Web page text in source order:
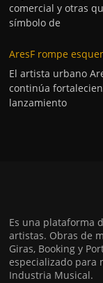
comercial y otras
símbolo de
AresF rompe
El artista urbano
continúa
lanzamiento
Es una plataforma
artistas. Obras de
Giras, Booking y
especializado para
Industria Musical.